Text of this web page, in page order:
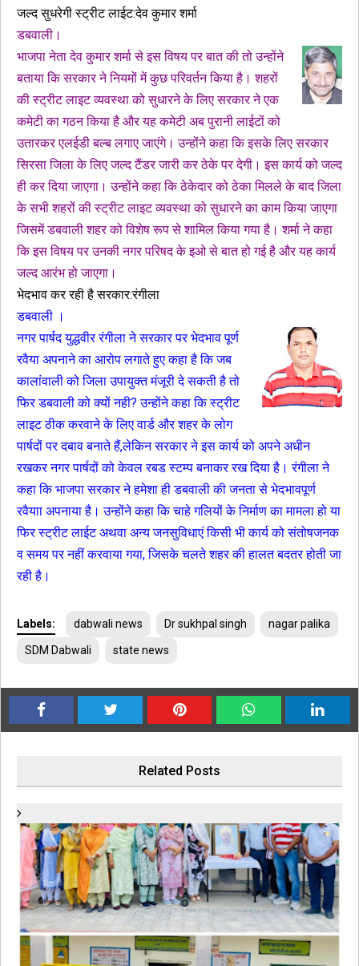
जल्द सुधरेगी स्ट्रीट लाईट:देव कुमार शर्मा
डबवाली।
भाजपा नेता देव कुमार शर्मा से इस विषय पर बात की तो उन्होंने
बताया कि सरकार ने नियमों में कुछ परिवर्तन किया है। शहरों
की स्ट्रीट लाइट व्यवस्था को सुधारने के लिए सरकार ने एक
कमेटी का गठन किया है और यह कमेटी अब पुरानी लाईटों को
उतारकर एलईडी बल्ब लगाए जाएंगे। उन्होंने कहा कि इसके लिए सरकार
सिरसा जिला के लिए जल्द टैंडर जारी कर ठेके पर देगी। इस कार्य को जल्द
ही कर दिया जाएगा। उन्होंने कहा कि ठेकेदार को ठेका मिलले के बाद जिला
के सभी शहरों की स्ट्रीट लाइट व्यवस्था को सुधारने का काम किया जाएगा
जिसमें डबवाली शहर को विशेष रूप से शामिल किया गया है। शर्मा ने कहा
कि इस विषय पर उनकी नगर परिषद के इओ से बात हो गई है और यह कार्य
जल्द आरंभ हो जाएगा।
भेदभाव कर रही है सरकार:रंगीला
डबवाली ।
नगर पार्षद युद्धवीर रंगीला ने सरकार पर भेदभाव पूर्ण
रवैया अपनाने का आरोप लगाते हुए कहा है कि जब
कालांवाली को जिला उपायुक्त मंजूरी दे सकती है तो
फिर डबवाली को क्यों नही? उन्होंने कहा कि स्ट्रीट
लाइट ठीक करवाने के लिए वार्ड और शहर के लोग
पार्षदों पर दबाव बनाते हैं,लेकिन सरकार ने इस कार्य को अपने अधीन
रखकर नगर पार्षदों को केवल रबड स्टम्प बनाकर रख दिया है। रंगीला ने
कहा कि भाजपा सरकार ने हमेशा ही डबवाली की जनता से भेदभावपूर्ण
रवैयाा अपनाया है। उन्होंने कहा कि चाहे गलियों के निर्माण का मामला हो या
फिर स्ट्रीट लाईट अथवा अन्य जनसुविधाएं किसी भी कार्य को संतोषजनक
व समय पर नहीं करवाया गया, जिसके चलते शहर की हालत बदतर होती जा
रही है।
Labels: dabwali news Dr sukhpal singh nagar palika
SDM Dabwali state news
Related Posts